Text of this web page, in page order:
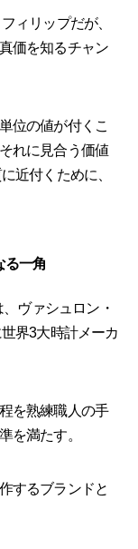
ィリップだが、
価を知るチャン
位の値が付くこ
れに見合う価値
近付くために、
る一角
ヴァシュロン・
界3大時計メーカ
を熟練職人の手
を満たす。
するブランドと